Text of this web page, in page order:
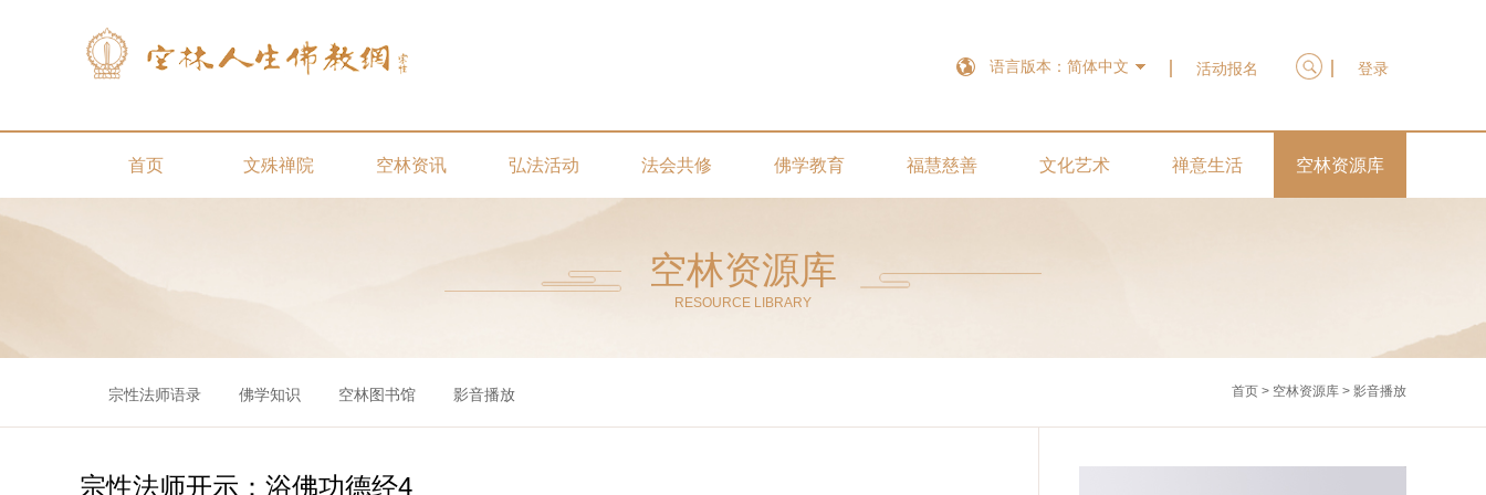
语言版本： 简体中文 活动报名 登录
首页 文殊禅院 空林资讯 弘法活动 法会共修 佛学教育 福慧慈善 文化艺术 禅意生活 空林资源库
空林资源库
RESOURCE LIBRARY
宗性法师语录 佛学知识 空林图书馆 影音播放 首页 > 空林资源库 > 影音播放
宗性法师开示：浴佛功德经4